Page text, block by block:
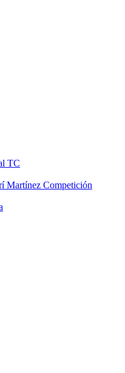
TC
Martínez Competición